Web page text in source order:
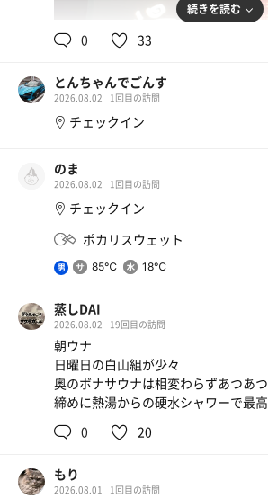
続きを読む
0 33
とんちゃんでごんす
2026.08.02 1回目の訪問
チェックイン
のま
2026.08.02 1回目の訪問
チェックイン
ポカリスウェット
男 85℃ 18℃
蒸しDAI
2026.08.02 19回目の訪問
朝ウナ
日曜日の白山組が少々
奥のボナサウナは相変わらずあつあつ
締めに熱湯からの硬水シャワーで最高
0
20
もり
2026.08.01 1回目の訪問